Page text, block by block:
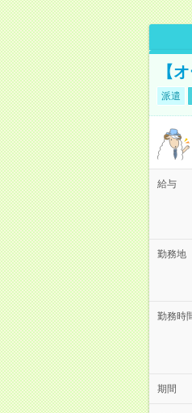
【
派遣
給与
勤務地
勤務時
期間